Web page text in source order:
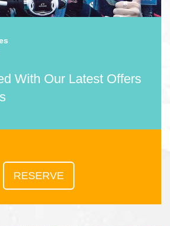
With Our Latest Offers
RESERVE